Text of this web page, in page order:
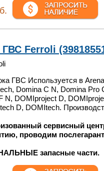
Ferroli
ГВС Используется в
Domina C N, Domina Pro
N, DOMIproject D,
D, DOMItech.
сервисный
проводим
запасные части.